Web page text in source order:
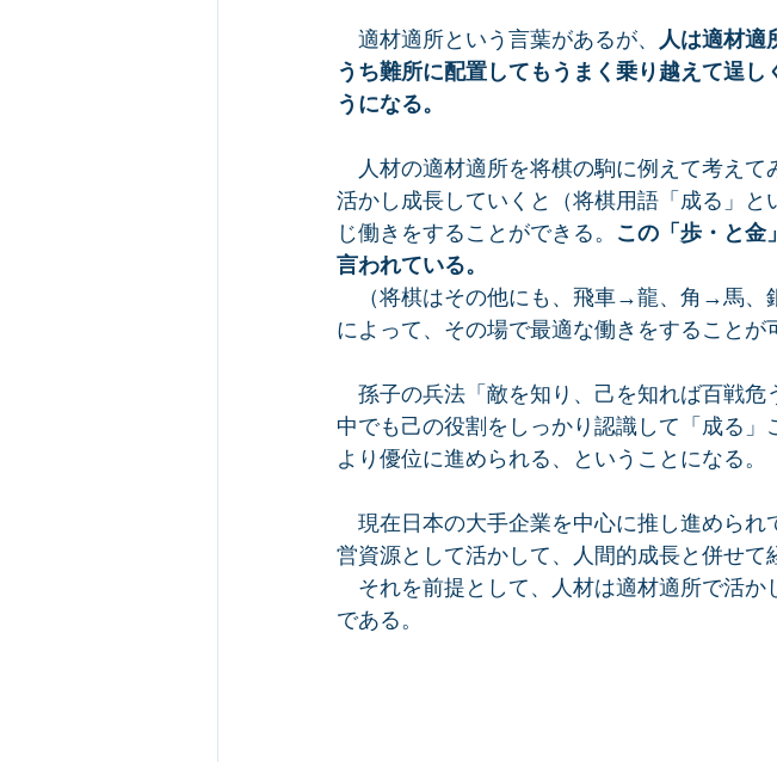
適材適所という言葉があるが、 人は適材適
うち難所に配置してもうまく乗り越えて逞
うになる。
人材の適材適所を将棋の駒に例えて考えて
活かし成長していくと（将棋用語「成る」
じ働きをすることができる。 この「歩・と金
言われている。
（将棋はその他にも、飛車→龍、角→馬
によって、その場で最適な働きをすることが
孫子の兵法「敵を知り、己を知れば百戦
中でも己の役割をしっかり認識して「成る
より優位に進められる、ということになる。
現在日本の大手企業を中心に推し進められ
営資源として活かして、人間的成長と併せて
それを前提として、人材は適材適所で活
である。